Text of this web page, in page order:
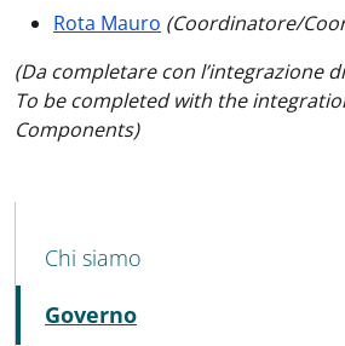
Rota Mauro (Coordinatore/
(Da completare con l’integrazione
To be completed with the
Components)
MENU CEV SECOND
Chi siamo
Governo
Attivo